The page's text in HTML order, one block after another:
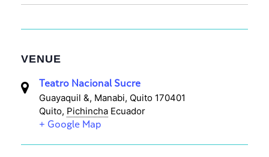
VENUE
Teatro Nacional Sucre
Guayaquil &, Manabi, Quito 170401
Quito, Pichincha Ecuador
+ Google Map